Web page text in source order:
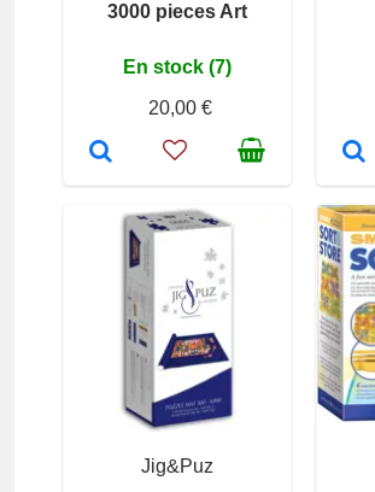
3000 pieces Art
En stock (7)
20,00 €
Jig&Puz